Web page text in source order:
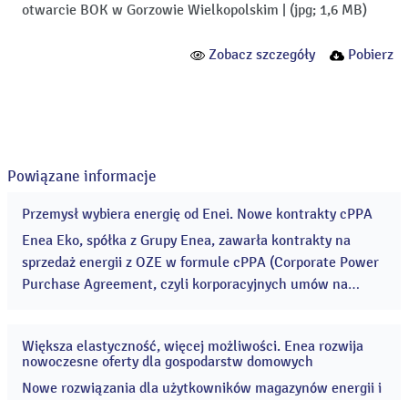
otwarcie BOK w Gorzowie Wielkopolskim (jpg; 1,6 MB)
Zobacz szczegóły Pobierz
Powiązane informacje
29
2026
Przemysł wybiera energię od Enei. Nowe kontrakty cPPA
Enea Eko, spółka z Grupy Enea, zawarła kontrakty na
sprzedaż energii z OZE w formule cPPA (Corporate Power
Purchase Agreement, czyli korporacyjnych umów na
21
2026
Większa elastyczność, więcej możliwości. Enea rozwija
nowoczesne oferty dla gospodarstw domowych
Nowe rozwiązania dla użytkowników magazynów energii i